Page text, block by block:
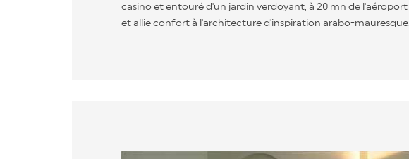
casino et entouré d'un jardin verdoyant, à 20 mn de l'aéroport
et allie confort à l'architecture d'inspiration arabo-mauresque.